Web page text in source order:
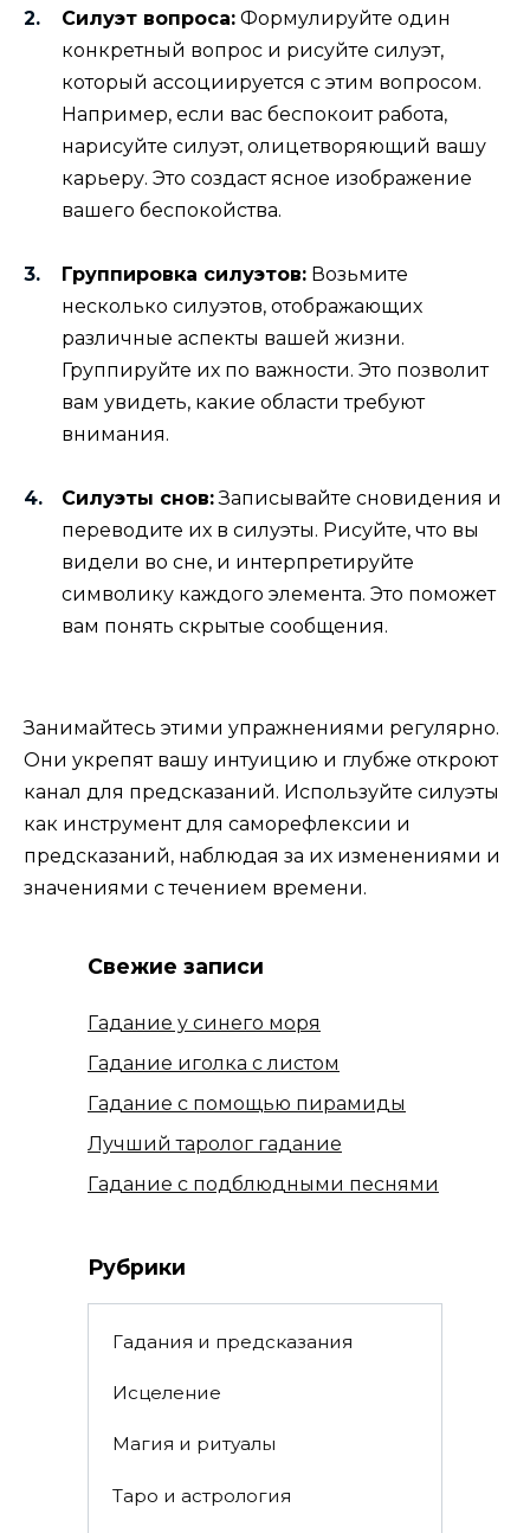
Силуэт вопроса: Формулируйте один
конкретный вопрос и рисуйте силуэт,
который ассоциируется с этим вопросом.
Например, если вас беспокоит работа,
нарисуйте силуэт, олицетворяющий вашу
карьеру. Это создаст ясное изображение
вашего беспокойства.
Группировка силуэтов: Возьмите
несколько силуэтов, отображающих
различные аспекты вашей жизни.
Группируйте их по важности. Это позволит
вам увидеть, какие области требуют
внимания.
Силуэты снов:Записывайте сновидения и
переводите их в силуэты. Рисуйте, что вы
видели во сне, и интерпретируйте
символику каждого элемента. Это поможет
вам понять скрытые сообщения.
Занимайтесь этими упражнениями регулярно.
Они укрепят вашу интуицию и глубже откроют
канал для предсказаний. Используйте силуэты
как инструмент для саморефлексии и
предсказаний, наблюдая за их изменениями и
значениями с течением времени.
Свежие записи
Гадание у синего моря
Гадание иголка с листом
Гадание с помощью пирамиды
Лучший таролог гадание
Гадание с подблюдными песнями
Рубрики
Гадания и предсказания
Исцеление
Магия и ритуалы
Таро и астрология